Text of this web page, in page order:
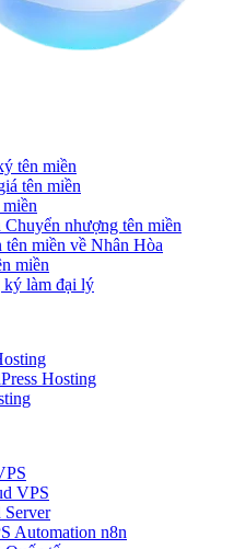
tên miền
tên miền
Chuyển nhượng tên miền
tên miền về Nhân Hòa
miền
làm đại lý
Hosting
VPS
Server
Automation n8n